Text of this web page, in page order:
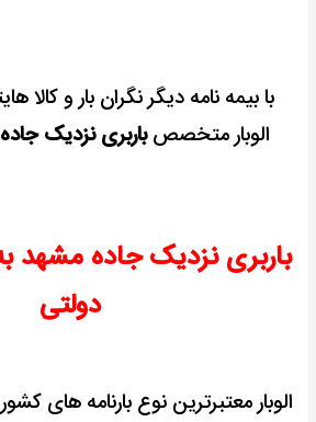
با بیمه نامه دیگر نگران بار و کالا
الوبار متخصصباربری نزدیک
باربری نزدیک جاده مشهد
دولتی
الوبار معتبرترین نوع بارنامه های